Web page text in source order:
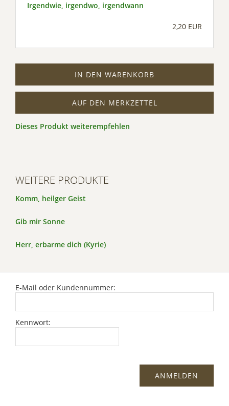
Irgendwie, irgendwo, irgendwann
2,20 EUR
IN DEN WARENKORB
AUF DEN MERKZETTEL
Dieses Produkt weiterempfehlen
WEITERE PRODUKTE
Komm, heilger Geist
Gib mir Sonne
Herr, erbarme dich (Kyrie)
E-Mail oder Kundennummer:
Kennwort: